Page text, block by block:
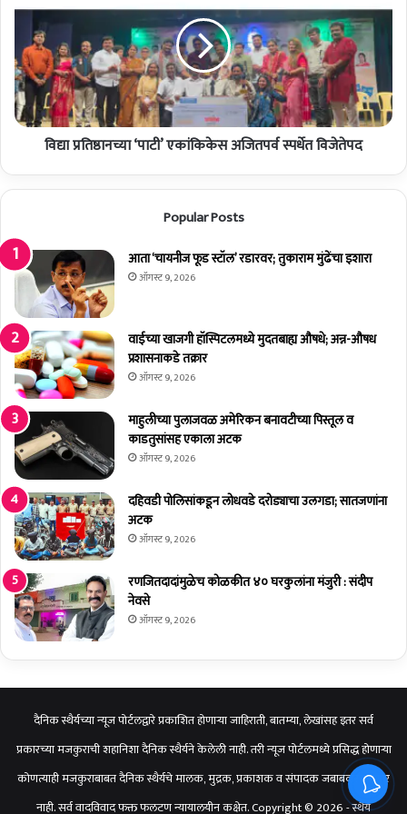
ग
.
.
.
!
प्र
ष्ठा
न
च्या
‘
पा
के
स
अ
त
प
र्व
स्प
र्धे
त
वि
जे
ते
प
द
विद्या प्रतिष्ठानच्या ‘पाटी’ एकांकिकेस अजितपर्व स्पर्धेत विजेतेपद
Popular Posts
आता ‘चायनीज फूड स्टॉल’ रडारवर; तुकाराम मुंढेंचा इशारा
ऑगस्ट 9, 2026
वाईच्या खाजगी हॉस्पिटलमध्ये मुदतबाह्य औषधे; अन्न-औषध
प्रशासनाकडे तक्रार
ऑगस्ट 9, 2026
माहुलीच्या पुलाजवळ अमेरिकन बनावटीच्या पिस्तूल व
काडतुसांसह एकाला अटक
ऑगस्ट 9, 2026
दहिवडी पोलिसांकडून लोधवडे दरोड्याचा उलगडा; सातजणांना
अटक
ऑगस्ट 9, 2026
रणजितदादांमुळेच कोळकीत ४० घरकुलांना मंजुरी : संदीप
नेवसे
ऑगस्ट 9, 2026
दैनिक स्थैर्यच्या न्यूज पोर्टलद्वारे प्रकाशित होणाऱ्या जाहिराती, बातम्या, लेखांसह इतर सर्व
प्रकारच्या मजकुराची शहानिशा दैनिक स्थैर्यने केलेली नाही. तरी न्यूज पोर्टलमध्ये प्रसिद्ध होणाऱ्या
कोणत्याही मजकुराबाबत दैनिक स्थैर्यचे मालक, मुद्रक, प्रकाशक व संपादक जबाबदार राहणार
नाही. सर्व वादविवाद फक्त फलटण न्यायालयीन कक्षेत. Copyright © 2026 - स्थैर्य